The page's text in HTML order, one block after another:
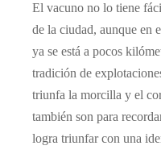
El vacuno no lo tiene
de la ciudad, aunque en
ya se está a pocos
tradición de
triunfa la morcilla y el
también son para
logra triunfar con una